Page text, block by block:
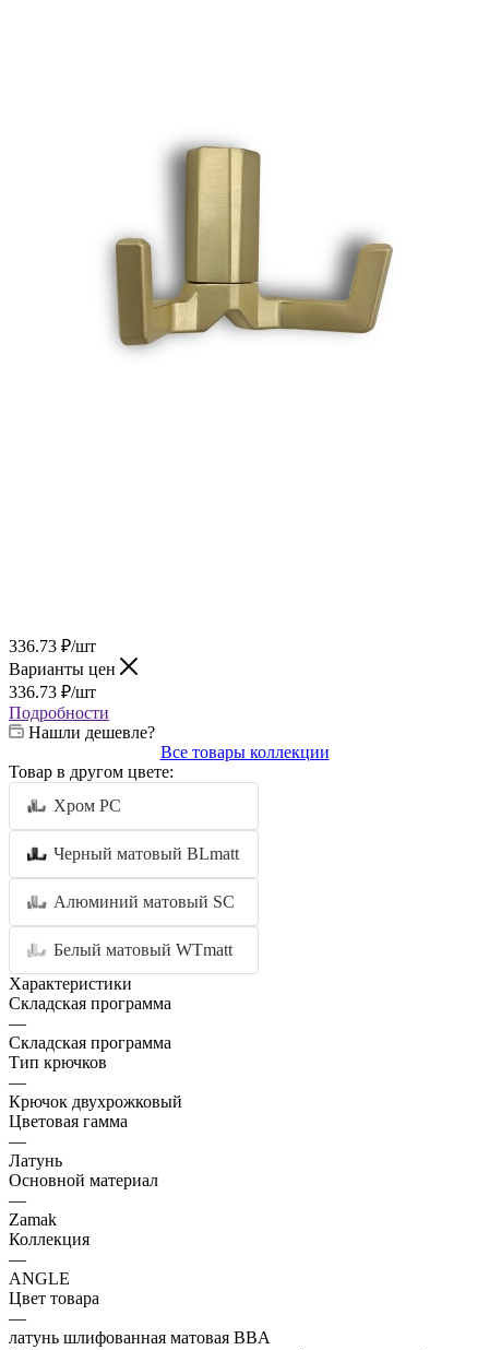
336.73 ₽/шт
Варианты цен
336.73 ₽/шт
Подробности
Нашли дешевле?
Все товары коллекции
Товар в другом цвете:
Хром PC
Черный матовый BLmatt
Алюминий матовый SC
Белый матовый WTmatt
Характеристики
Складская программа
—
Складская программа
Тип крючков
—
Крючок двухрожковый
Цветовая гамма
—
Латунь
Основной материал
—
Zamak
Коллекция
—
ANGLE
Цвет товара
—
латунь шлифованная матовая BBA